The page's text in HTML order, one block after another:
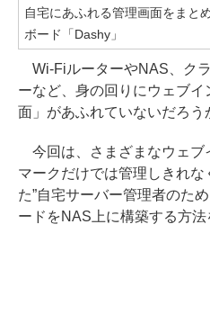
自宅にあふれる管理画面をまと
ボード「Dashy」
Wi-FiルーターやNAS、ク
ーなど、身の回りにウェブ
面」があふれていないだろう
今回は、さまざまなウェブ
マークだけでは管理しきれな
た”自宅サーバー管理者のた
ードをNAS上に構築する方法